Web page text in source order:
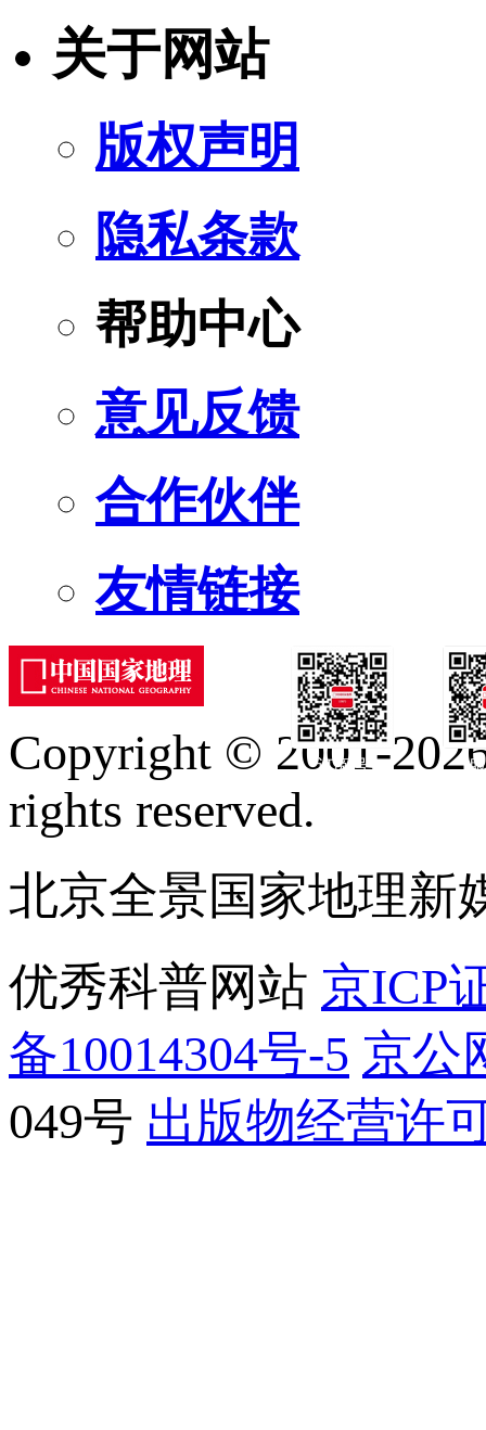
关于网站
版权声明
隐私条款
帮助中心
意见反馈
合作伙伴
友情链接
订阅号
Copyright © 2001-
rights reserved.
北京全景国家地理新
优秀科普网站 京ICP
备10014304号-5 京公
049号 出版物经营许